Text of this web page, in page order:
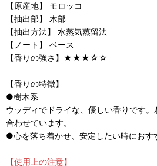
【原産地】 モロッコ
【抽出部】 木部
【抽出方法】 水蒸気蒸留法
【ノート】 ベース
【香りの強さ】★★★☆☆
【香りの特徴】
●樹木系
ウッディでドライな、優しい香りです
合わせています。
●心を落ち着かせ、安定したい時におす
【使用上の注意】